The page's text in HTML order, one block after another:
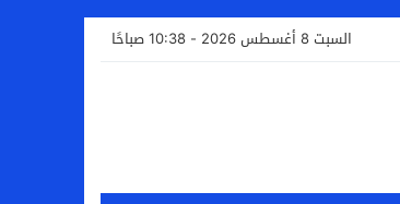
السبت 8 أغسطس 2026 - 10:38 صباحًا